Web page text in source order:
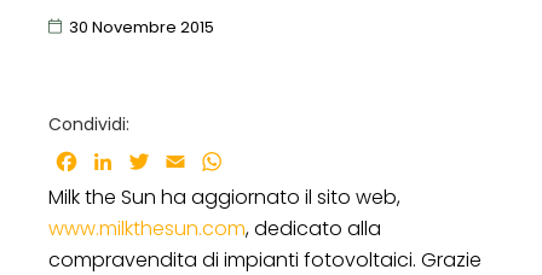
30 Novembre 2015
Condividi:
Facebook
LinkedInTwitter
Email
Milk the Sun ha aggiornato il sito web,
www.milkthesun.com, dedicato alla
compravendita di impianti fotovoltaici. Grazie